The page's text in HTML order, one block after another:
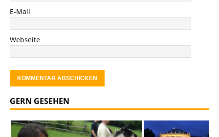
E-Mail
Webseite
GERN GESEHEN